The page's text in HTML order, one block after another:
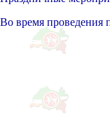
Во время проведения